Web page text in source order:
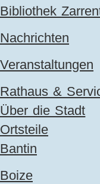
überspringen
Bibliothek
Nachrichten
Veranstaltungen
Rathaus &
Über die Stadt
Ortsteile
Bantin
Boize